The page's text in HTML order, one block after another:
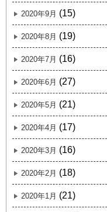
2020年9月 (15)
2020年8月 (19)
2020年7月 (16)
2020年6月 (27)
2020年5月 (21)
2020年4月 (17)
2020年3月 (16)
2020年2月 (18)
2020年1月 (21)